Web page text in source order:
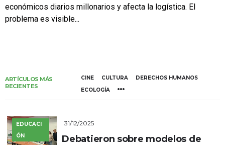
económicos diarios millonarios y afecta la logística. El
problema es visible...
ARTÍCULOS MÁS
RECIENTES
CINE CULTURA
DERECHOS HUMANOS
ECOLOGÍA
EDUCACI
ÓN
31/12/2025
Debatieron sobre modelos de